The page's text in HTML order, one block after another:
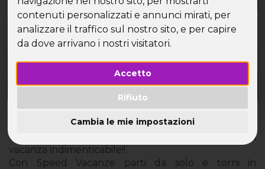
contenuti personalizzati e annunci mirati, per
analizzare il traffico sul nostro sito, e per capire
da dove arrivano i nostri visitatori.
Accetto
Rifiuto
Cambia le mie impostazioni
Con Speed Vacanze parti da solo e torni in
compagnia!!
Last Minute Capodanno con Speed Vacanze: l'unica
vacanza indimenticabile!!
Con Speed Vacanze parti da solo e torni in